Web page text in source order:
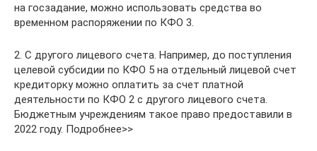
на госзадание, можно использовать средства во
временном распоряжении по КФО 3.
2. С другого лицевого счета. Например, до поступления
целевой субсидии по КФО 5 на отдельный лицевой счет
кредиторку можно оплатить за счет платной
деятельности по КФО 2 с другого лицевого счета.
Бюджетным учреждениям такое право предоставили в
2022 году. Подробнее>>